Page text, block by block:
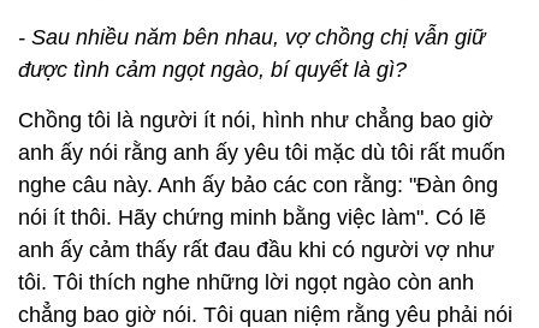
- Sau nhiều năm bên nhau, vợ chồng chị vẫn giữ
được tình cảm ngọt ngào, bí quyết là gì?
Chồng tôi là người ít nói, hình như chẳng bao giờ
anh ấy nói rằng anh ấy yêu tôi mặc dù tôi rất muốn
nghe câu này. Anh ấy bảo các con rằng: "Đàn ông
nói ít thôi. Hãy chứng minh bằng việc làm". Có lẽ
anh ấy cảm thấy rất đau đầu khi có người vợ như
tôi. Tôi thích nghe những lời ngọt ngào còn anh
chẳng bao giờ nói. Tôi quan niệm rằng yêu phải nói